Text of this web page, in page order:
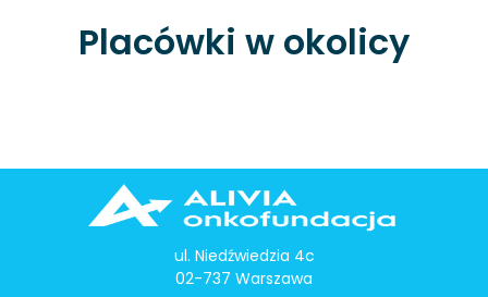
Placówki w okolicy
ul. Niedźwiedzia 4c
02-737 Warszawa